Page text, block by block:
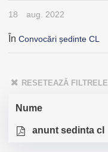
18 aug. 2022
În Convocări ședinte CL
RESETEAZĂ FILTRELE
Nume
anunt sedinta cl